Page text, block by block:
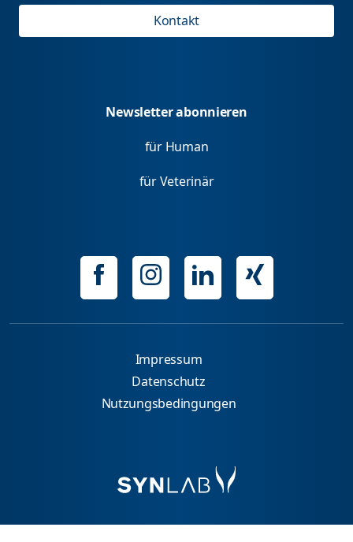
Kontakt
Newsletter abonnieren
für Human
für Veterinär
Impressum
Datenschutz
Nutzungsbedingungen